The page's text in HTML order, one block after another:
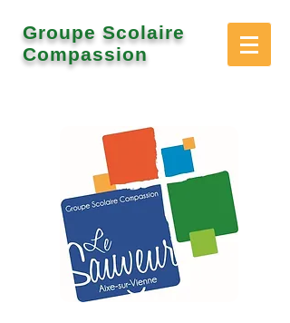
Groupe Scolaire
Compassion